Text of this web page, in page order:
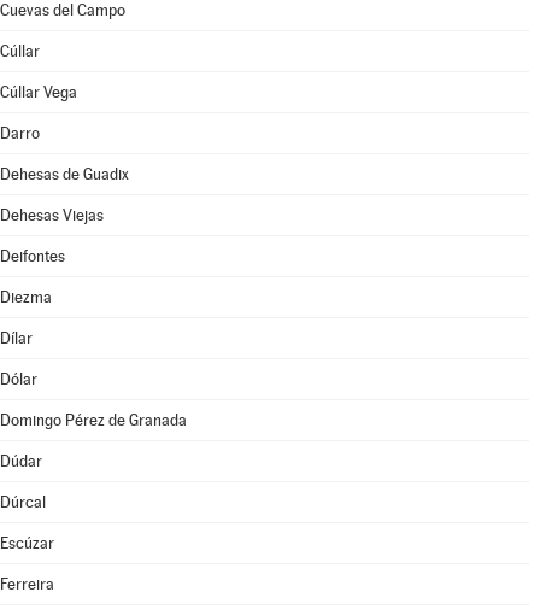
Cuevas del Campo
Cúllar
Cúllar Vega
Darro
Dehesas de Guadix
Dehesas Viejas
Deifontes
Diezma
Dílar
Dólar
Domingo Pérez de Granada
Dúdar
Dúrcal
Escúzar
Ferreira